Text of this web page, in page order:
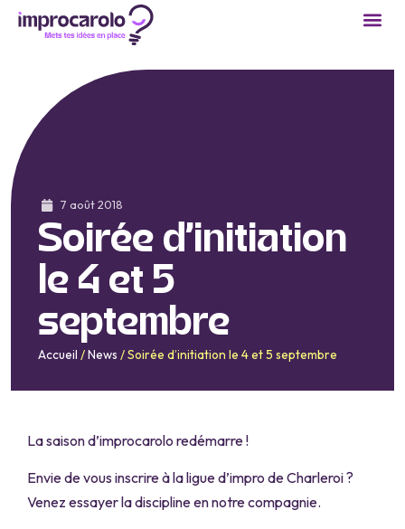
7 août 2018
Soirée d’initiation
le 4 et 5
septembre
Accueil /News /Soirée d’initiation le 4 et 5 septembre
La saison d’improcarolo redémarre !
Envie de vous inscrire à la ligue d’impro de Charleroi ?
Venez essayer la discipline en notre compagnie.